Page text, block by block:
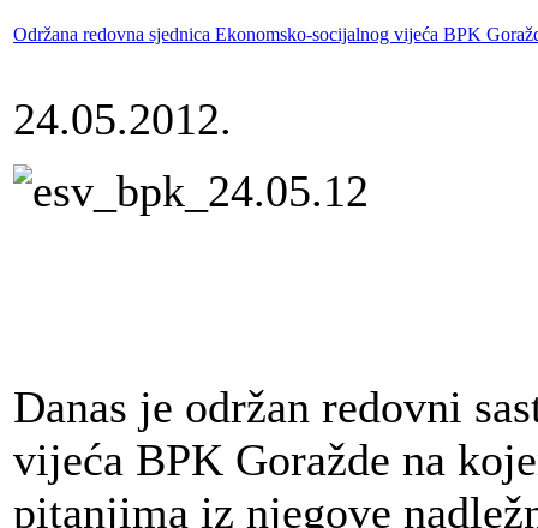
Održana redovna sjednica Ekonomsko-socijalnog vijeća BPK
24.05.2012.
Danas je održan redovni
vijeća BPK Goražde na
pitanjima iz njegove